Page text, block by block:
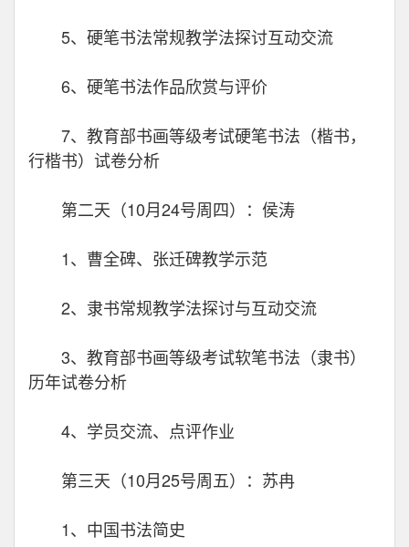
5、硬笔书法常规教学法探讨互动交流
6、硬笔书法作品欣赏与评价
7、教育部书画等级考试硬笔书法（楷书，
行楷书）试卷分析
第二天（10月24号周四）：侯涛
1、曹全碑、张迁碑教学示范
2、隶书常规教学法探讨与互动交流
3、教育部书画等级考试软笔书法（隶书）
历年试卷分析
4、学员交流、点评作业
第三天（10月25号周五）：苏冉
1、中国书法简史